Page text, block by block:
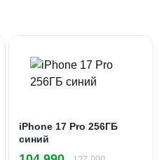
iPhone 17 Pro 256ГБ
синий